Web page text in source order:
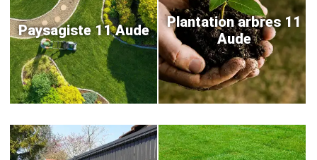
Paysagiste 11 Aude
Plantation arbres 11
Aude